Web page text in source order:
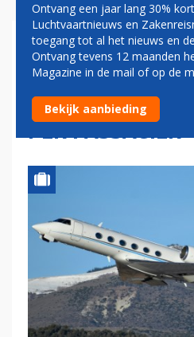
GL-PVDA WIL
PRIVÉJETS: TOT
PER PASSAGIER
Ontvang een jaar lang 30%
Luchtvaartnieuws en
toegang tot al het nieuws en
Ontvang tevens 12 maanden
Magazine in de mail of op de
Bekijk aanbieding